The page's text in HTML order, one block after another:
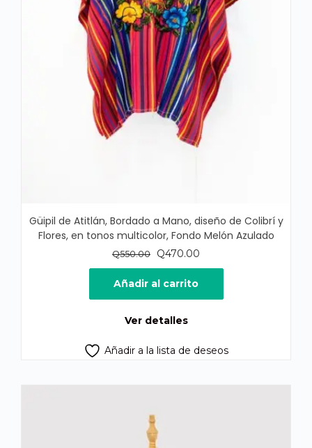
Güipil de Atitlán, Bordado a Mano, diseño de Colibrí y
Flores, en tonos multicolor, Fondo Melón Azulado
Q550.00
El
precio
original
era:
Q470.00
precio
es:
Añadir al carrito
Ver detalles
Añadir a la lista de deseos